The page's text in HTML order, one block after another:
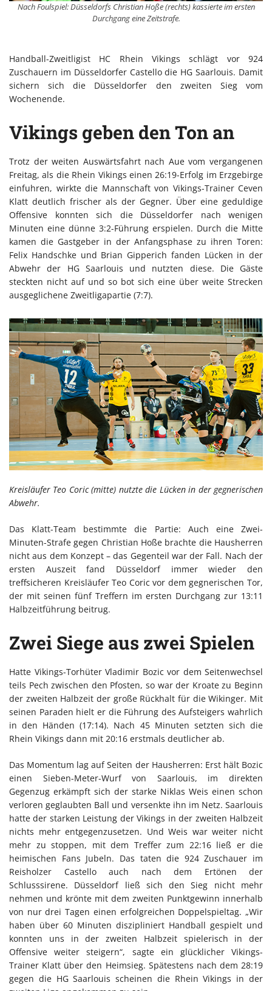
Nach Foulspiel: Düsseldorfs Christian Hoße (rechts) kassierte im ersten
Durchgang eine Zeitstrafe.
Handball-Zweitligist HC Rhein Vikings schlägt vor 924
Zuschauern im Düsseldorfer Castello die HG Saarlouis. Damit
sichern sich die Düsseldorfer den zweiten Sieg vom
Wochenende.
Vikings geben den Ton an
Trotz der weiten Auswärtsfahrt nach Aue vom vergangenen
Freitag, als die Rhein Vikings einen 26:19-Erfolg im Erzgebirge
einfuhren, wirkte die Mannschaft von Vikings-Trainer Ceven
Klatt deutlich frischer als der Gegner. Über eine geduldige
Offensive konnten sich die Düsseldorfer nach wenigen
Minuten eine dünne 3:2-Führung erspielen. Durch die Mitte
kamen die Gastgeber in der Anfangsphase zu ihren Toren:
Felix Handschke und Brian Gipperich fanden Lücken in der
Abwehr der HG Saarlouis und nutzten diese. Die Gäste
steckten nicht auf und so bot sich eine über weite Strecken
ausgeglichene Zweitligapartie (7:7).
Kreisläufer Teo Coric (mitte) nutzte die Lücken in der gegnerischen
Abwehr.
Das Klatt-Team bestimmte die Partie: Auch eine Zwei-
Minuten-Strafe gegen Christian Hoße brachte die Hausherren
nicht aus dem Konzept – das Gegenteil war der Fall. Nach der
ersten Auszeit fand Düsseldorf immer wieder den
treffsicheren Kreisläufer Teo Coric vor dem gegnerischen Tor,
der mit seinen fünf Treffern im ersten Durchgang zur 13:11
Halbzeitführung beitrug.
Zwei Siege aus zwei Spielen
Hatte Vikings-Torhüter Vladimir Bozic vor dem Seitenwechsel
teils Pech zwischen den Pfosten, so war der Kroate zu Beginn
der zweiten Halbzeit der große Rückhalt für die Wikinger. Mit
seinen Paraden hielt er die Führung des Aufsteigers wahrlich
in den Händen (17:14). Nach 45 Minuten setzten sich die
Rhein Vikings dann mit 20:16 erstmals deutlicher ab.
Das Momentum lag auf Seiten der Hausherren: Erst hält Bozic
einen Sieben-Meter-Wurf von Saarlouis, im direkten
Gegenzug erkämpft sich der starke Niklas Weis einen schon
verloren geglaubten Ball und versenkte ihn im Netz. Saarlouis
hatte der starken Leistung der Vikings in der zweiten Halbzeit
nichts mehr entgegenzusetzen. Und Weis war weiter nicht
mehr zu stoppen, mit dem Treffer zum 22:16 ließ er die
heimischen Fans Jubeln. Das taten die 924 Zuschauer im
Reisholzer Castello auch nach dem Ertönen der
Schlusssirene. Düsseldorf ließ sich den Sieg nicht mehr
nehmen und krönte mit dem zweiten Punktgewinn innerhalb
von nur drei Tagen einen erfolgreichen Doppelspieltag. „Wir
haben über 60 Minuten diszipliniert Handball gespielt und
konnten uns in der zweiten Halbzeit spielerisch in der
Offensive weiter steigern“, sagte ein glücklicher Vikings-
Trainer Klatt über den Heimsieg. Spätestens nach dem 28:19
gegen die HG Saarlouis scheinen die Rhein Vikings in der